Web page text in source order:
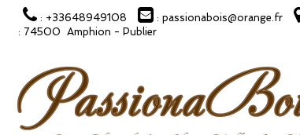
: +33648949108
: passionabois@orange.fr
: 74500 Amphion - Publier